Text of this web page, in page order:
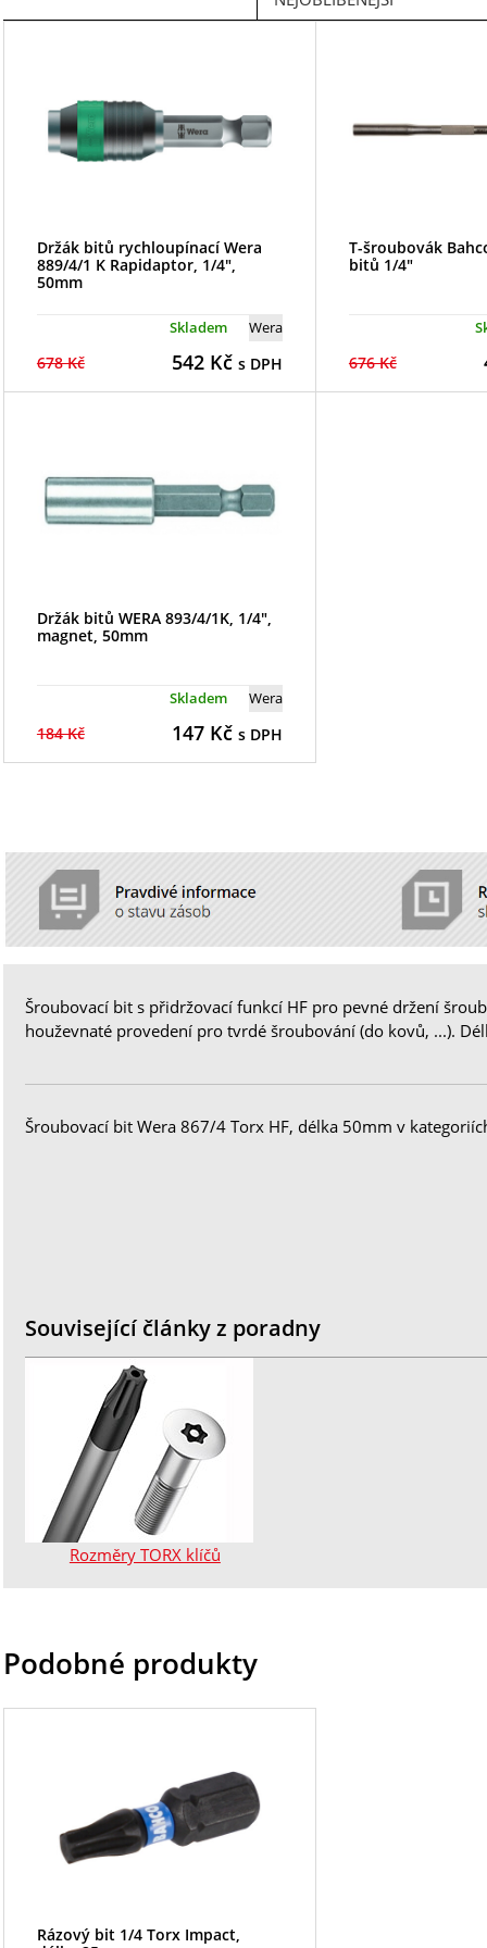
Držák bitů rychloupínací Wera
889/4/1 K Rapidaptor, 1/4",
50mm
Wera
Skladem
678 Kč 542Kč s DPH
T-šroubovák
bitů 1/4"
676 Kč
Držák bitů WERA 893/4/1K, 1/4",
magnet, 50mm
Wera
Skladem
184 Kč 147Kč s DPH
Šroubovací bit s přidržovací funkcí HF pro pevné držení
houževnaté provedení pro tvrdé šroubování (do kovů, ...).
Šroubovací bit Wera 867/4 Torx HF, délka 50mm v
Související články z poradny
Rozměry TORX klíčů
Podobné produkty
Rázový bit 1/4 Torx Impact,